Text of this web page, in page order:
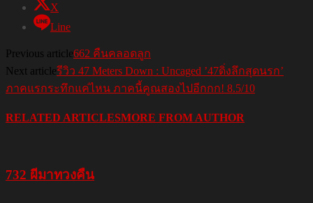
X
Line
Previous article662 คืนคลอดลูก
Next articleรีวิว 47 Meters Down : Uncaged ’47ดิ่งลึกสุดนรก’
ภาคแรกระทึกแค่ไหน ภาคนี้คูณสองไปอีกกก! 8.5/10
RELATED ARTICLESMORE FROM AUTHOR
732 ผีมาทวงคืน